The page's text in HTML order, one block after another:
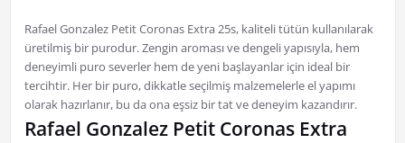
Rafael Gonzalez Petit Coronas Extra 25s, kaliteli tütün kullanılarak
üretilmiş bir purodur. Zengin aroması ve dengeli yapısıyla, hem
deneyimli puro severler hem de yeni başlayanlar için ideal bir
tercihtir. Her bir puro, dikkatle seçilmiş malzemelerle el yapımı
olarak hazırlanır, bu da ona eşsiz bir tat ve deneyim kazandırır.
Rafael Gonzalez Petit Coronas Extra